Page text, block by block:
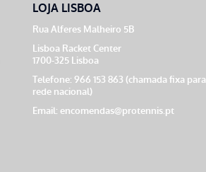
LOJA LISBOA
Rua Alferes Malheiro 5B
Lisboa Racket Center
1700-325 Lisboa
Telefone: 966 153 863 (chamada fixa para
rede nacional)
Email: encomendas@protennis.pt